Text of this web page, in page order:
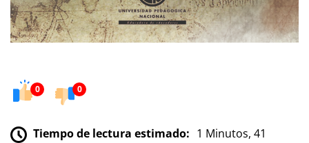
0 0
Tiempo de lectura estimado: 1 Minutos, 41